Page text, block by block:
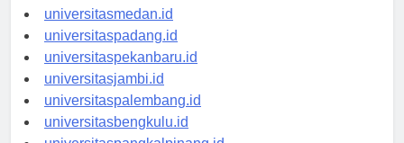
universitasaceh.id
universitasmedan.id
universitaspadang.id
universitaspekanbaru.id
universitasjambi.id
universitaspalembang.id
universitasbengkulu.id